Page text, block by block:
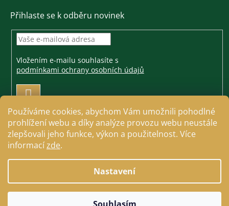
Používáme cookies, abychom Vám umožnili pohodlné
prohlížení webu a díky analýze provozu webu neustále
zlepšovali jeho funkce, výkon a použitelnost. Více
informacízde.
Nastavení
Přihlaste se k odběru novinek
Vložením e-mailu souhlasíte s
podmínkami ochrany osobních údajů
PŘIHLÁSIT
Copyright 2026Jezdecké a farmářské potřeby Cavallo.